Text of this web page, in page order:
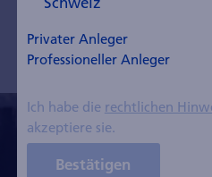
Privater Anleger
Professioneller Anleger
Ich habe die rechtlichen
akzeptiere sie.
Bestätigen